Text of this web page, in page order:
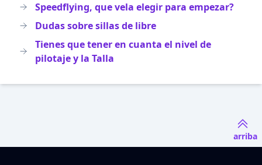
Speedflying, que vela elegir para empezar?
Dudas sobre sillas de libre
Tienes que tener en cuanta el nivel de
pilotaje y la Talla
arriba